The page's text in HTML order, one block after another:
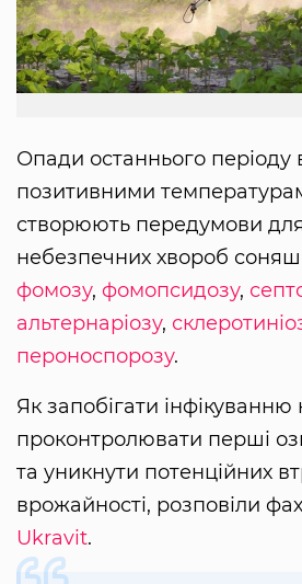
Опади останнього періоду
позитивними
створюють передумови
небезпечних хвороб
фомозу, фомопсидозу,
альтернаріозу,
пероноспорозу.
Як запобігати інфікуванню
проконтролювати перші
та уникнути потенційних
врожайності, розповіли
Ukravit.